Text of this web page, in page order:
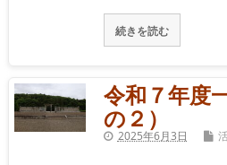
続きを読む
令和７年度
の２）
2025年6月3日